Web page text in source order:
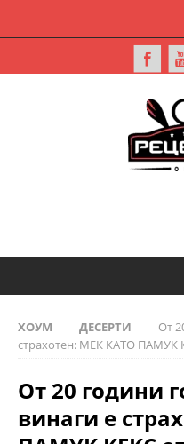
ХОУМ ДЕСЕРТИ
От
страхотен: МЕК КАТО ПАМУК
От 20 години
винаги е